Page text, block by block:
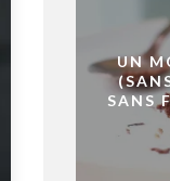
UN
SANS